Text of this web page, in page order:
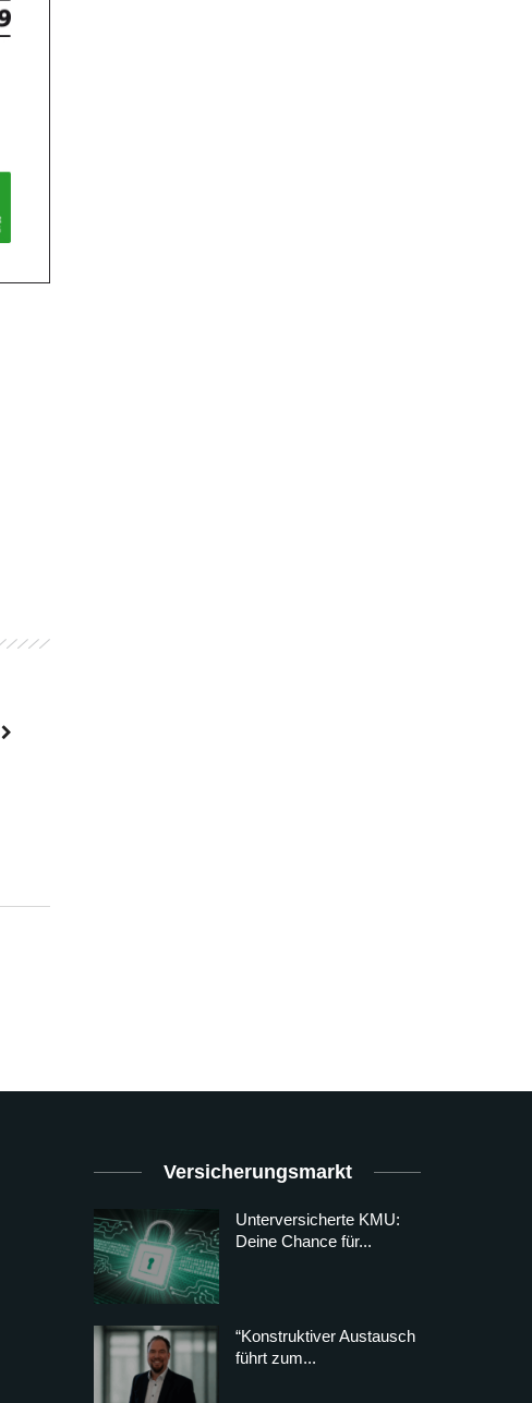
Versicherungsmarkt
Unterversicherte KMU:
Deine Chance für...
“Konstruktiver Austausch
führt zum...